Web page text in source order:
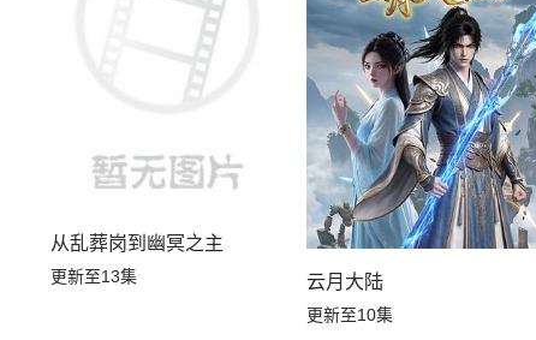
从乱葬岗到幽冥之主
更新至13集 云月大陆
更新至10集